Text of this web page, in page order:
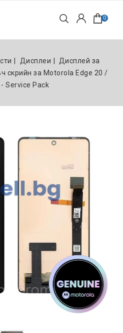
0
Дисплеи
Дисплей за
скрийн за Motorola Edge 20 /
Service Pack